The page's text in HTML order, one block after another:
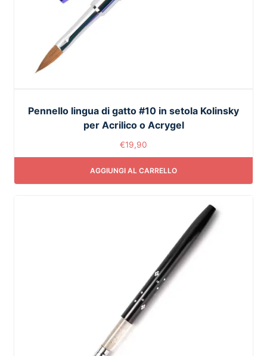
Pennello lingua di gatto #10 in setola Kolinsky
per Acrilico o Acrygel
€19,90
AGGIUNGI AL CARRELLO